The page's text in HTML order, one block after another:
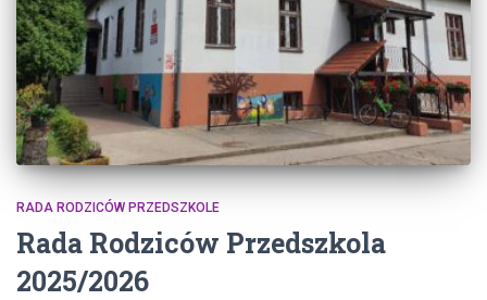
RADA RODZICÓW PRZEDSZKOLE
Rada Rodziców Przedszkola
2025/2026